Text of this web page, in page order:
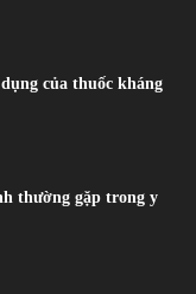
của thuốc kháng
thường gặp trong y